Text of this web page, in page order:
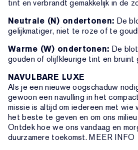
tint en verbrandt gemakkelijk in de
Neutrale (N) ondertonen: De
gelijkmatiger, niet te roze of te
Warme (W) ondertonen: De
gouden of olijfkleurige tint en bruint
NAVULBARE LUXE
Als je een nieuwe oogschaduw
gewoon een navulling in het
missie is altijd om iedereen met wie
het beste te geven en om ons
Ontdek hoe we ons vandaag en
duurzamere toekomst. MEER INFO